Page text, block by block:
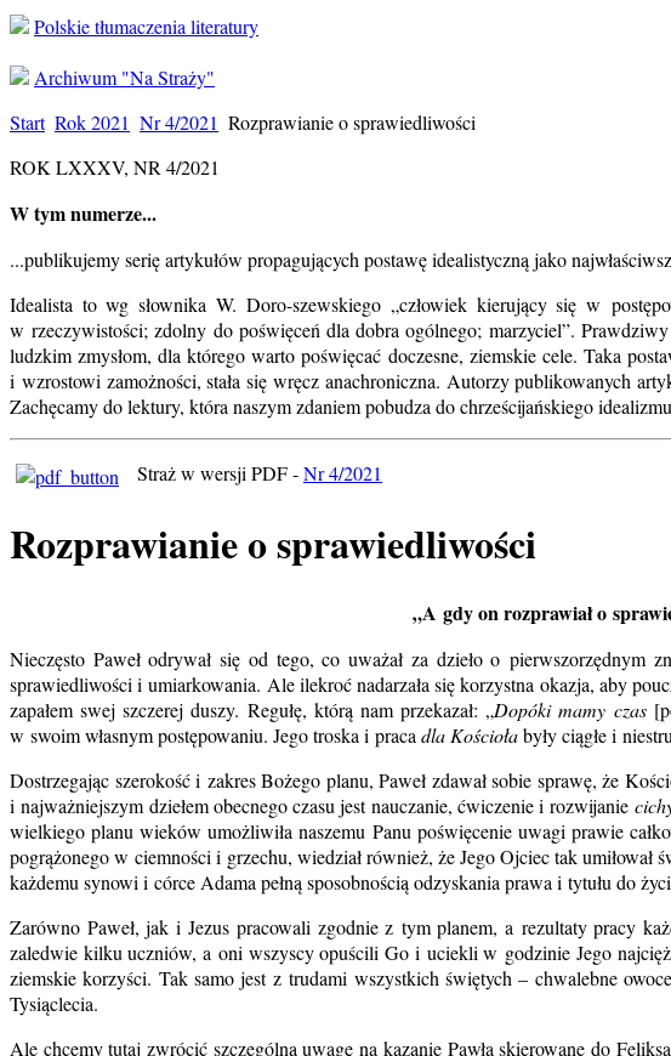
Polskie tłumaczenia literatury
Archiwum "Na Straży"
Start Rok 2021 Nr 4/2021 Rozprawianie o sprawiedliwości
ROK LXXXV, NR 4/2021
W tym numerze...
...publikujemy serię artykułów propagujących postawę idealistyczną jako
Idealista to wg słownika W. Doro-szewskiego „człowiek kierujący się w
w rzeczywistości; zdolny do poświęceń dla dobra ogólnego; marzyciel”.
ludzkim zmysłom, dla którego warto poświęcać doczesne, ziemskie cele. Taka
i wzrostowi zamożności, stała się wręcz anachroniczna. Autorzy publikowanych
Zachęcamy do lektury, która naszym zdaniem pobudza do chrześcijańskiego
Straż w wersji PDF -Nr 4/2021
Rozprawianie o sprawiedliwości
„A gdy on rozprawiał o
Nieczęsto Paweł odrywał się od tego, co uważał za dzieło o
sprawiedliwości i umiarkowania. Ale ilekroć nadarzała się korzystna okazja, aby
zapałem swej szczerej duszy. Regułę, którą nam przekazał: „Dopóki mamy czas
w swoim własnym postępowaniu. Jego troska i praca dla Kościołabyły ciągłe i
Dostrzegając szerokość i zakres Bożego planu, Paweł zdawał sobie sprawę, że
i najważniejszym dziełem obecnego czasu jest nauczanie, ćwiczenie i rozwijanie
wielkiego planu wieków umożliwiła naszemu Panu poświęcenie uwagi prawie
pogrążonego w ciemności i grzechu, wiedział również, że Jego Ojciec tak
każdemu synowi i córce Adama pełną sposobnością odzyskania prawa i tytułu do
Zarówno Paweł, jak i Jezus pracowali zgodnie z tym planem, a rezultaty pracy
zaledwie kilku uczniów, a oni wszyscy opuścili Go i uciekli w godzinie Jego
ziemskie korzyści. Tak samo jest z trudami wszystkich świętych – chwalebne
Tysiąclecia.
Ale chcemy tutaj zwrócić szczególną uwagę na kazanie Pawła skierowane do